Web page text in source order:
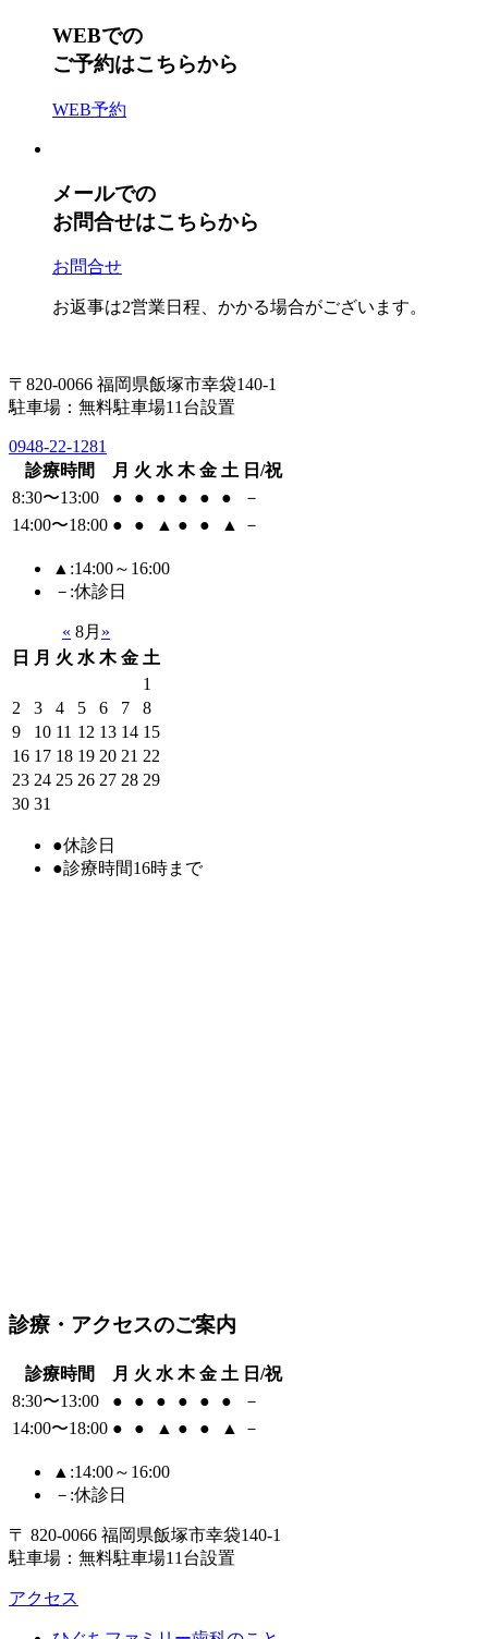
WEBでの
ご予約はこちらから
WEB予約
メールでの
お問合せはこちらから
お問合せ
お返事は2営業日程、かかる場合がございます。
〒820-0066 福岡県飯塚市幸袋140-1
駐車場：無料駐車場11台設置
0948-22-1281
診療時間
月 火 水 木 金 土 日/祝
8:30〜13:00
● ● ● ● ● ●
－
14:00〜18:00 ● ● ▲ ● ● ▲ －
▲ :14:00～16:00
－ :休診日
« 8月 »
日 月 火 水 木 金 土
1
2
3 4 5 6 7
8
9
10 11 12 13 14 15
16 17 18 19 20 21 22
23 24 25 26 27 28 29
30 31
●休診日
●診療時間16時まで
診療・アクセスのご案内
診療時間 月 火 水 木 金 土 日/祝
8:30〜13:00
● ● ● ● ● ●
－
14:00〜18:00 ● ● ▲ ● ● ▲ －
▲ :14:00～16:00
－ :休診日
〒 820-0066 福岡県飯塚市幸袋140-1
駐車場：無料駐車場11台設置
アクセス